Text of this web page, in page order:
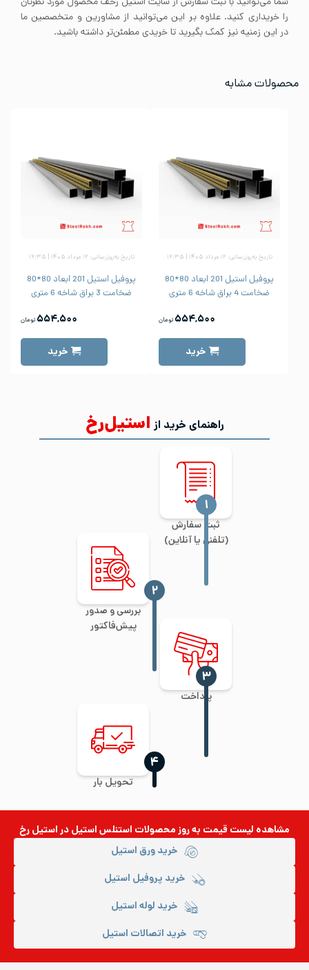
را خریداری کنید. علاوه بر این می‌توانید از مشاورین و متخصصین ما
در این زمنیه نیز کمک بگیرید تا خریدی مطمئن‌تر داشته باشید.
محصولات مشابه
تاریخ به‌روزرسانی: ۱۲ مرداد ۱۴۰۵ | ۱۶:۳۵
پروفیل استیل 201 ابعاد 80*80
ضخامت 4 براق شاخه 6 متری
۵۵۴,۵۰۰ تومان
خرید
تاریخ به‌روزرسانی: ۱۲ مرداد ۱۴۰۵ | ۱۶:۳۵
پروفیل استیل 201 ابعاد 80*80
ضخامت 3 براق شاخه 6 متری
۵۵۴,۵۰۰ تومان
خرید
راهنمای خرید از استیل‌رخ
ثبت سفارش
(تلفنی یا آنلاین)
‍۱
بررسی و صدور
پیش‌فاکتور
‍۲
پرداخت
‍۳
تحویل بار
‍۴
مشاهده لیست قیمت به روزمحصولات استنلس استیلدر استیل رخ
خرید ورق استیل
خرید پروفیل استیل
خرید لوله استیل
خرید اتصالات استیل